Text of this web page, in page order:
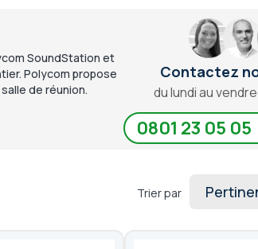
SoundStation et
Polycom propose
de réunion.
Contactez
du lundi au
0801 23 05 05
Trier par